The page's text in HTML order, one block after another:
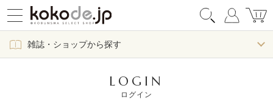
雑誌・ショップから探す
LOGIN
ログイン